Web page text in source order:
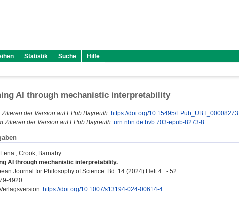
Statistik Suche Hilfe
AI through mechanistic interpretability
Zitieren der Version auf EPub Bayreuth: https://doi.org/10.15495/EPub_UBT_00008273
Zitieren der Version auf EPub Bayreuth: urn:nbn:de:bvb:703-epub-8273-8
; Crook, Barnaby:
AI through mechanistic interpretability.
Journal for Philosophy of Science. Bd. 14 (2024) Heft 4 . - 52.
4920
https://doi.org/10.1007/s13194-024-00614-4